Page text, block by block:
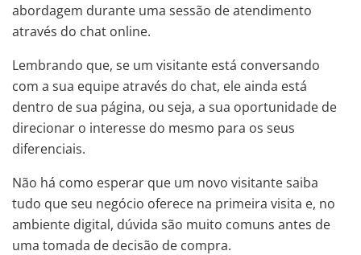
abordagem durante uma sessão de atendimento
através do chat online.
Lembrando que, se um visitante está conversando
com a sua equipe através do chat, ele ainda está
dentro de sua página, ou seja, a sua oportunidade de
direcionar o interesse do mesmo para os seus
diferenciais.
Não há como esperar que um novo visitante saiba
tudo que seu negócio oferece na primeira visita e, no
ambiente digital, dúvida são muito comuns antes de
uma tomada de decisão de compra.